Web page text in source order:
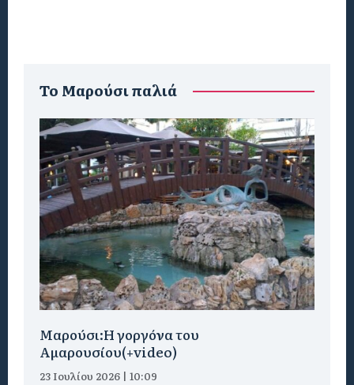
To Μαρούσι παλιά
Μαρούσι:H γοργόνα του
Αμαρουσίου(+video)
23 Ιουλίου 2026 | 10:09